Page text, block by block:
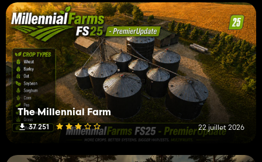
The Millennial Farm
37 251 22 juillet 2026